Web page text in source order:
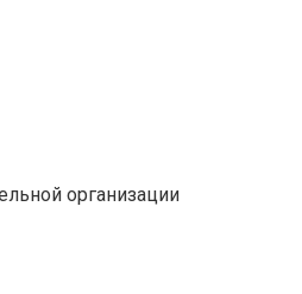
организации